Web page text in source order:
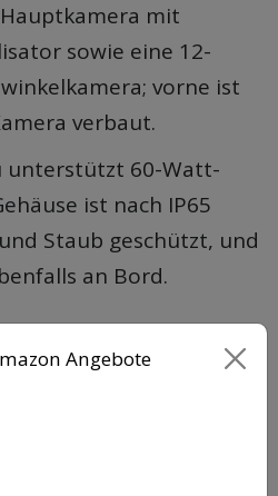
mit
sowie eine 12-
vorne ist
verbaut.
unterstützt 60-Watt-
ist nach IP65
Staub geschützt, und
an Bord.
Angebote